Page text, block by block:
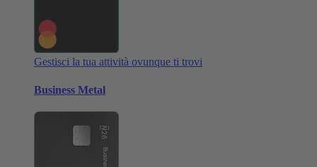
Gestisci la tua attività ovunque ti trovi
Business Metal